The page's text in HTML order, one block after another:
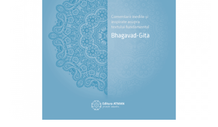
Seria Montauk
Seria Helena Blavatsky